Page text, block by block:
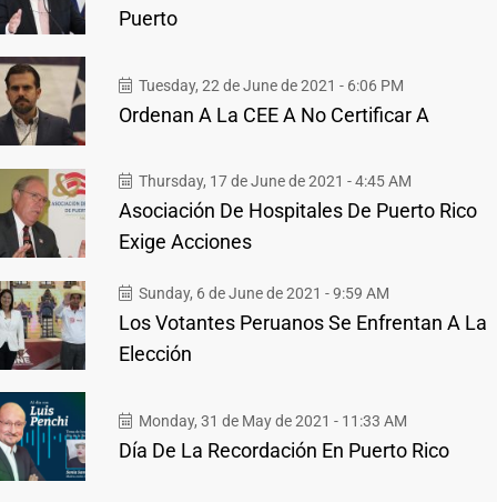
Puerto
Tuesday, 22 de June de 2021 - 6:06 PM
Ordenan A La CEE A No Certificar A
Thursday, 17 de June de 2021 - 4:45 AM
Asociación De Hospitales De Puerto Rico
Exige Acciones
Sunday, 6 de June de 2021 - 9:59 AM
Los Votantes Peruanos Se Enfrentan A La
Elección
Monday, 31 de May de 2021 - 11:33 AM
Día De La Recordación En Puerto Rico